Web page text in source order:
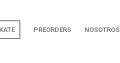
PREORDERS NOSOTROS